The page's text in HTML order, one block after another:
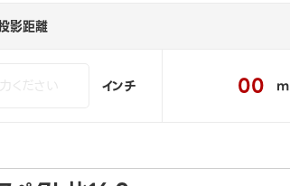
影距離
インチ 00 m